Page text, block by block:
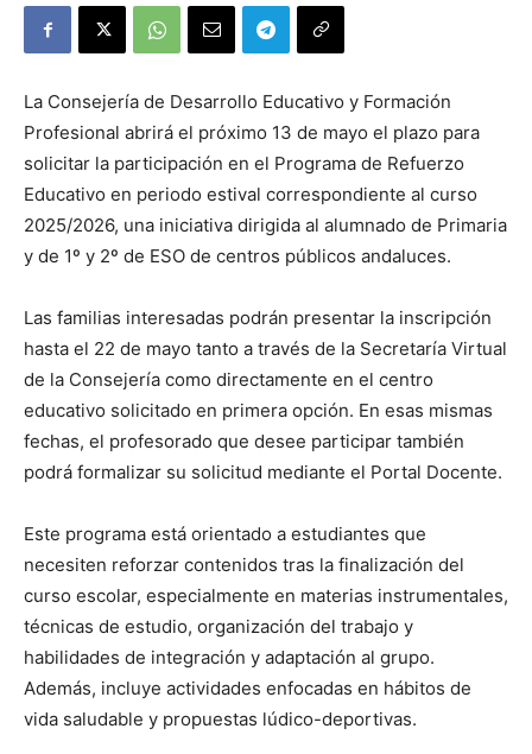
La Consejería de Desarrollo Educativo y Formación
Profesional abrirá el próximo 13 de mayo el plazo para
solicitar la participación en el Programa de Refuerzo
Educativo en periodo estival correspondiente al curso
2025/2026, una iniciativa dirigida al alumnado de Primaria
y de 1º y 2º de ESO de centros públicos andaluces.
Las familias interesadas podrán presentar la inscripción
hasta el 22 de mayo tanto a través de la Secretaría Virtual
de la Consejería como directamente en el centro
educativo solicitado en primera opción. En esas mismas
fechas, el profesorado que desee participar también
podrá formalizar su solicitud mediante el Portal Docente.
Este programa está orientado a estudiantes que
necesiten reforzar contenidos tras la finalización del
curso escolar, especialmente en materias instrumentales,
técnicas de estudio, organización del trabajo y
habilidades de integración y adaptación al grupo.
Además, incluye actividades enfocadas en hábitos de
vida saludable y propuestas lúdico-deportivas.